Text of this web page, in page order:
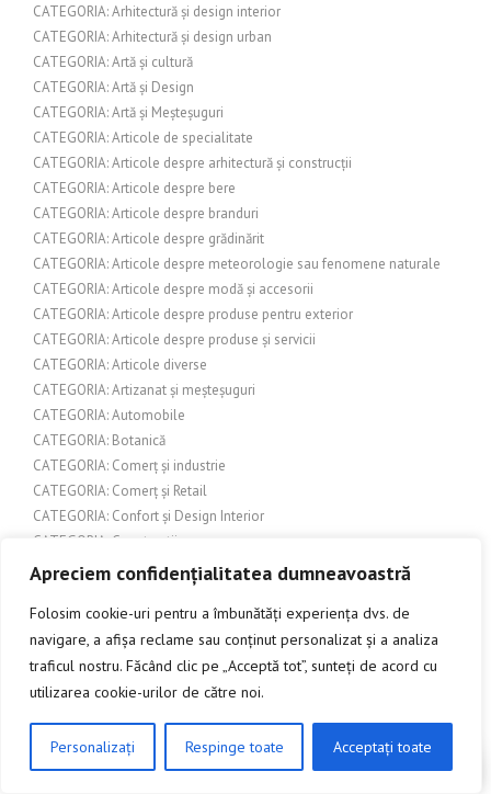
Apreciem confidențialitatea dumneavoastră
Folosim cookie-uri pentru a îmbunătăți experiența dvs. de
navigare, a afișa reclame sau conținut personalizat și a analiza
traficul nostru. Făcând clic pe „Acceptă tot”, sunteți de acord cu
utilizarea cookie-urilor de către noi.
Personalizați Respinge toate Acceptați toate
CATEGORIA: Arhitectură și design interior
CATEGORIA: Arhitectură și design urban
CATEGORIA: Artă și cultură
CATEGORIA: Artă și Design
CATEGORIA: Artă și Meșteșuguri
CATEGORIA: Articole de specialitate
CATEGORIA: Articole despre arhitectură și construcții
CATEGORIA: Articole despre bere
CATEGORIA: Articole despre branduri
CATEGORIA: Articole despre grădinărit
CATEGORIA: Articole despre meteorologie sau fenomene naturale
CATEGORIA: Articole despre modă și accesorii
CATEGORIA: Articole despre produse pentru exterior
CATEGORIA: Articole despre produse și servicii
CATEGORIA: Articole diverse
CATEGORIA: Artizanat și meșteșuguri
CATEGORIA: Automobile
CATEGORIA: Botanică
CATEGORIA: Comerț și industrie
CATEGORIA: Comerț și Retail
CATEGORIA: Confort și Design Interior
CATEGORIA: Constructii
CATEGORIA: Constructii si amenajari exterioare
CATEGORIA: Construcții și amenajări interioare
CATEGORIA: Construcții și arhitectură
CATEGORIA: Construcții și design interior
CATEGORIA: Constructii si renovari
CATEGORIA: Construire și amenajări exterioare
CATEGORIA: Cultura pop
CATEGORIA: Cultură și divertisment
CLICK AICI PENTRU A DISCUTA